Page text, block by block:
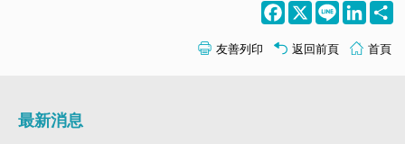
Facebook
X Line
友善列印 返回前頁 首頁
最新消息